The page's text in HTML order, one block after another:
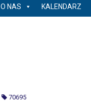
O NAS KALENDARZ
70695